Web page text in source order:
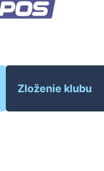
Zloženie klubu